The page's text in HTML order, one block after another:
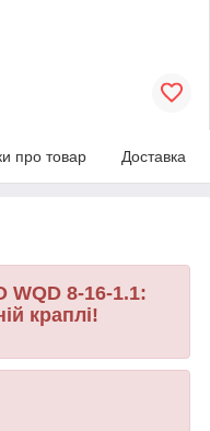
про товар Доставка
WQD 8-16-1.1:
краплі!